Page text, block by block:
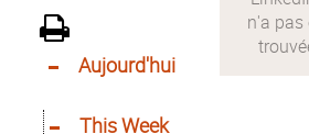
Aujourd'hui
This Week